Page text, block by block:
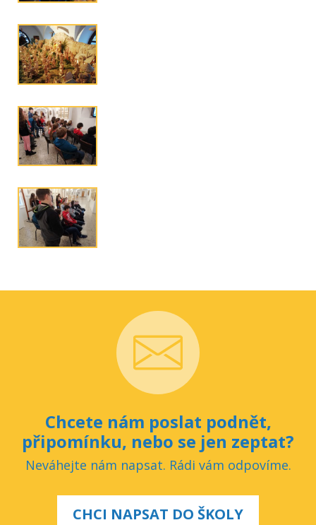
Chcete nám poslat podnět,
připomínku, nebo se jen zeptat?
Neváhejte nám napsat. Rádi vám odpovíme.
CHCI NAPSAT DO ŠKOLY